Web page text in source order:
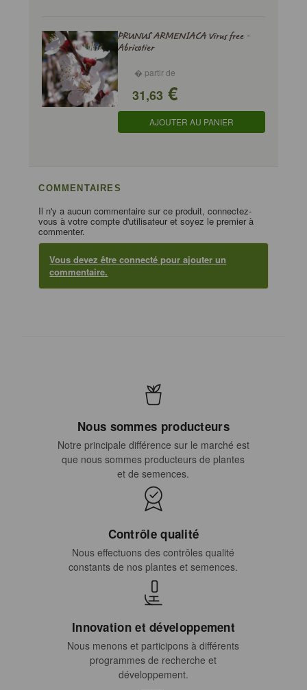
PRUNUS ARMENIACA Virus free -
Abricotier
� partir de
31,63€
AJOUTER AU PANIER
COMMENTAIRES
Il n'y a aucun commentaire sur ce produit, connectez-
vous à votre compte d'utilisateur et soyez le premier à
commenter.
Vous devez être connecté pour ajouter un
commentaire.
Nous sommes producteurs
Notre principale différence sur le marché est
que nous sommes producteurs de plantes
et de semences.
Contrôle qualité
Nous effectuons des contrôles qualité
constants de nos plantes et semences.
Innovation et développement
Nous menons et participons à différents
programmes de recherche et
développement.